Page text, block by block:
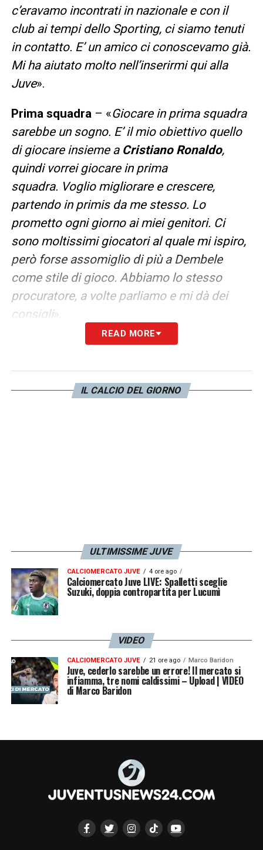
c’eravamo incontrati in nazionale e con il
club ai tempi dello Sporting, ci siamo tenuti
in contatto. E’ un amico ci conoscevamo già.
Mi ha aiutato molto nell’inserirmi qui alla
Juve».
Prima squadra – «Giocare in prima squadra
sarebbe un sogno. E’ il mio obiettivo quello
di giocare insieme a Cristiano Ronaldo,
quindi vorrei giocare in prima
squadra. Voglio migliorare e crescere,
partendo in primis da me stesso. Lo
prometto ogni giorno ai miei genitori. Ci
sono moltissimi giocatori al quale mi ispiro,
però forse assomiglio di più a Dembele
come stile di gioco. Abbiamo lo stesso
procuratore, a volte parliamo e mi dà dei
consigli».
LEGGI ANCHE:Allenameno Juventus U23:
LA PLAYLIST DELLE NOSTRE TOP NEWS
READ MORE
IL CALCIO DEL GIORNO
ULTIMISSIME JUVE
CALCIOMERCATO JUVE 4 ore ago
Calciomercato Juve LIVE: Spalletti sceglie
Suzuki, doppia contropartita per Lucumì
VIDEO
CALCIOMERCATO JUVE 21 ore ago Marco Baridon
Juve, cederlo sarebbe un errore! Il mercato si
infiamma, tre nomi caldissimi – Upload | VIDEO
di Marco Baridon